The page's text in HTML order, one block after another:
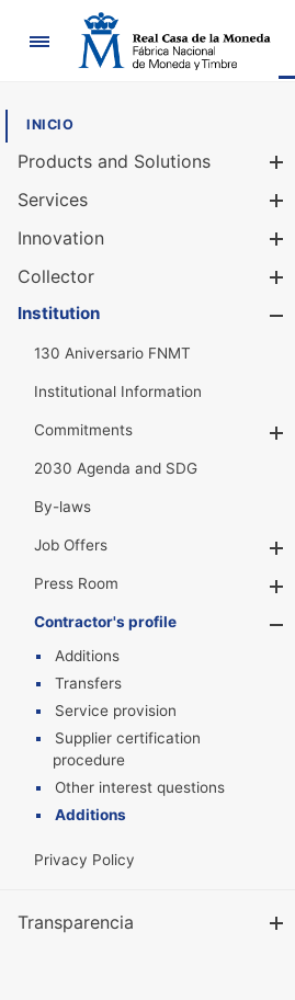
Navigation
INICIO
Products and Solutions
Services
Innovation
Collector
Institution
130 Aniversario FNMT
Institutional Information
Commitments
2030 Agenda and SDG
By-laws
Job Offers
Press Room
Contractor's profile
Additions
Transfers
Service provision
Supplier certification
procedure
Other interest questions
Additions
Privacy Policy
Transparencia